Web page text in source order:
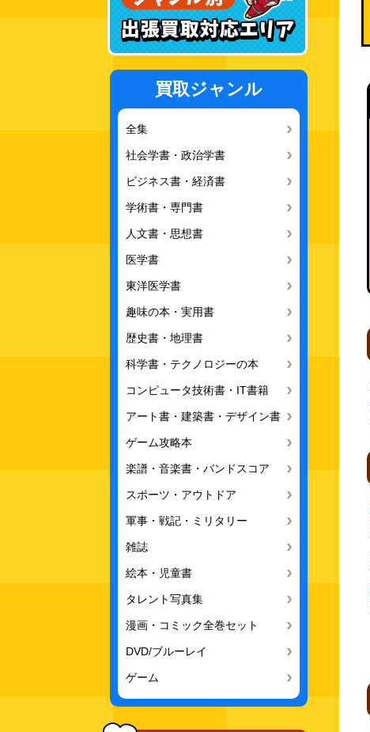
買取ジャンル
全集
社会学書・政治学書
ビジネス書・経済書
学術書・専門書
人文書・思想書
医学書
東洋医学書
趣味の本・実用書
歴史書・地理書
科学書・テクノロジーの本
コンピュータ技術書・IT書籍
アート書・建築書・デザイン書
ゲーム攻略本
楽譜・音楽書・バンドスコア
スポーツ・アウトドア
軍事・戦記・ミリタリー
雑誌
絵本・児童書
タレント写真集
漫画・コミック全巻セット
DVD/ブルーレイ
ゲーム